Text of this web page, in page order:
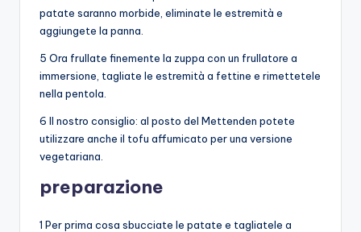
patate saranno morbide, eliminate le estremità e
aggiungete la panna.
5 Ora frullate finemente la zuppa con un frullatore a
immersione, tagliate le estremità a fettine e rimettetele
nella pentola.
6 Il nostro consiglio: al posto del Mettenden potete
utilizzare anche il tofu affumicato per una versione
vegetariana.
preparazione
1 Per prima cosa sbucciate le patate e tagliatele a